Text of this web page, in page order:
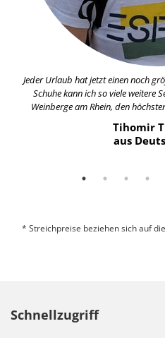
Jeder Urlaub hat jetzt einen noch
Schuhe kann ich so viele weitere
Weinberge am Rhein, den
Tihomir
aus
* Streichpreise beziehen sich auf
Schnellzugriff